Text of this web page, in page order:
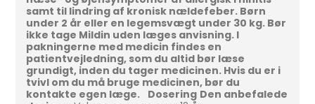
samt til lindring af kronisk nældefeber. Børn
under 2 år eller en legemsvægt under 30 kg. Bør
ikke tage Mildin uden læges anvisning. I
pakningerne med medicin findes en
patientvejledning, som du altid bør læse
grundigt, inden du tager medicinen. Hvis du er i
tvivl om du må bruge medicinen, bør du
kontakte egen læge. Dosering Den anbefalede